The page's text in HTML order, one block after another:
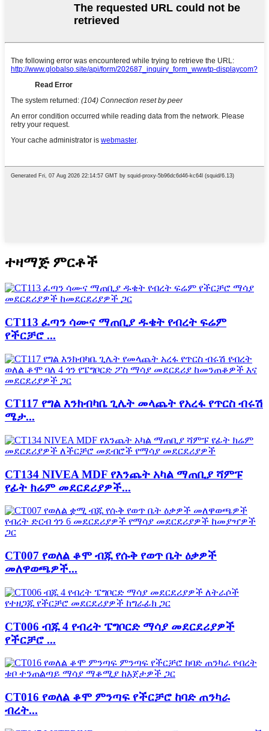
ተዛማጅ ምርቶች
CT113 ፈጣን ሳሙና ማጠቢያ ዱቄት የብረት ፍሬም
የችርቻሮ ...
CT117 የግል እንክብካቤ ጊሌት መላጨት የአረፋ የጥርስ ብሩሽ
ሜታ...
CT134 NIVEA MDF የእንጨት አካል ማጠቢያ ሻምፑ
የፊት ክሬም መደርደሪያዎች...
CT007 የወለል ቆሞ ብጁ የሱቅ የወጥ ቤት ዕቃዎች
መለዋወጫዎች...
CT006 ብጁ 4 የብረት ፔግቦርድ ማሳያ መደርደሪያዎች
የችርቻሮ ...
CT016 የወለል ቆሞ ምንጣፍ የችርቻሮ ከባድ ጠንካራ
ብረት...